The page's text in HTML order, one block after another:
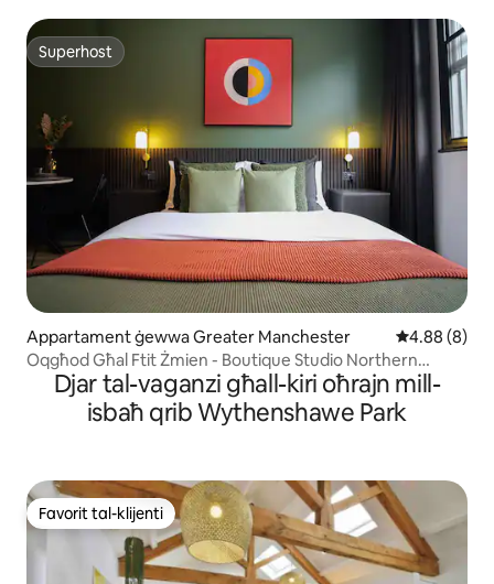
Superhost
Superhost
Appartament ġewwa Greater Manchester Rating
4.88 (8)
Oqgħod Għal Ftit Żmien - Boutique Studio Northern
Quarter
Djar tal-vaganzi għall-kiri oħrajn mill-
isbaħ qrib Wythenshawe Park
Favorit tal-klijenti
Favorit tal-klijenti